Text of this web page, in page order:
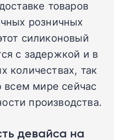
товаров
розничных
силиконовый
с задержкой и в
количествах, так
всем мире сейчас
производства.
девайса на